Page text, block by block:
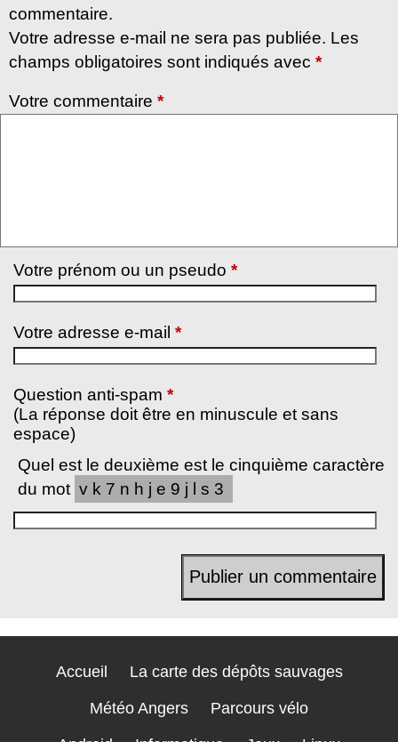
commentaire.
Votre adresse e-mail ne sera pas publiée. Les
champs obligatoires sont indiqués avec *
Votre commentaire *
Votre prénom ou un pseudo *
Votre adresse e-mail *
Question anti-spam *
(La réponse doit être en minuscule et sans
espace)
Quel est le deuxième est le cinquième caractère
du mot vk7nhje9jls3
Accueil La carte des dépôts sauvages
Météo Angers Parcours vélo